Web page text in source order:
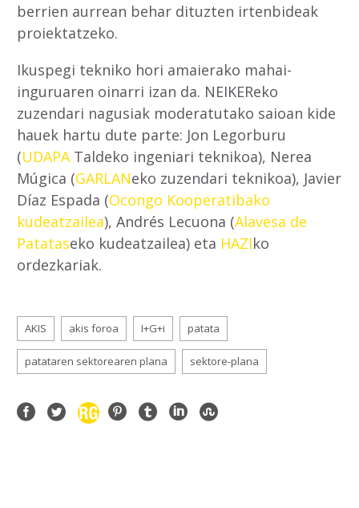
berrien aurrean behar dituzten irtenbideak
proiektatzeko.
Ikuspegi tekniko hori amaierako mahai-
inguruaren oinarri izan da. NEIKEReko
zuzendari nagusiak moderatutako saioan kide
hauek hartu dute parte: Jon Legorburu
(UDAPATaldeko ingeniari teknikoa), Nerea
Múgica (GARLANeko zuzendari teknikoa), Javier
Díaz Espada (Ocongo Kooperatibako
kudeatzailea), Andrés Lecuona (Alavesa de
Patataseko kudeatzailea) eta HAZIko
ordezkariak.
AKIS akis foroa I+G+i patata
patataren sektorearen plana sektore-plana